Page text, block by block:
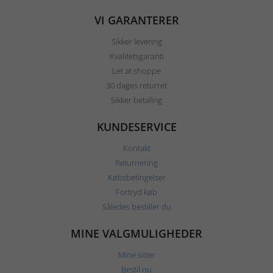
VI GARANTERER
Sikker levering
Kvalitetsgaranti
Let at shoppe
30 dages returret
Sikker betaling
KUNDESERVICE
Kontakt
Returnering
Købsbetingelser
Fortryd køb
Således bestiller du
MINE VALGMULIGHEDER
Mine sider
Bestil nu